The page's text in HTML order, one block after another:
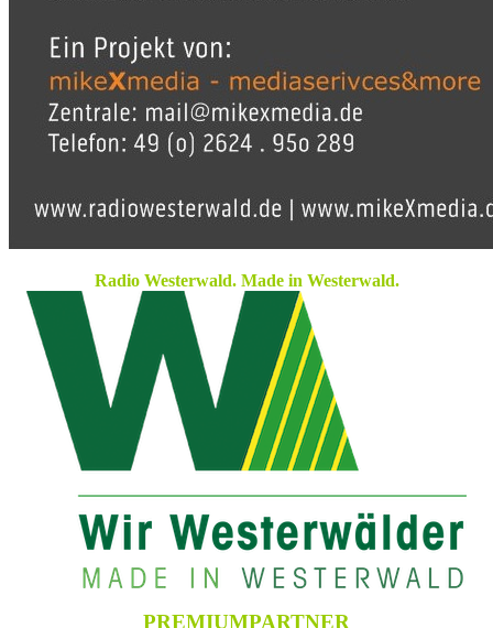
Radio Westerwald. Made in Westerwald.
PREMIUMPARTNER